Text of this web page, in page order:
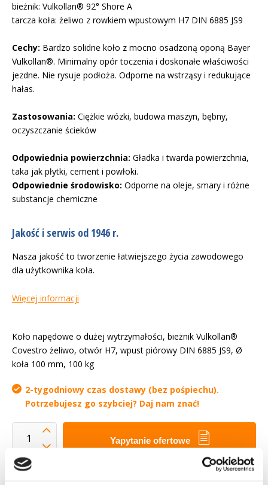
bieżnik: Vulkollan® 92° Shore A
tarcza koła: żeliwo z rowkiem wpustowym H7 DIN 6885 JS9
Cechy: Bardzo solidne koło z mocno osadzoną oponą Bayer
Vulkollan®. Minimalny opór toczenia i doskonałe właściwości
jezdne. Nie rysuje podłoża. Odporne na wstrząsy i redukujące
hałas.
Zastosowania: Ciężkie wózki, budowa maszyn, bębny,
oczyszczanie ścieków
Odpowiednia powierzchnia: Gładka i twarda powierzchnia,
taka jak płytki, cement i powłoki.
Odpowiednie środowisko: Odporne na oleje, smary i różne
substancje chemiczne
Jakość i serwis od 1946 r.
Nasza jakość to tworzenie łatwiejszego życia zawodowego
dla użytkownika koła.
Więcej informacji
Koło napędowe o dużej wytrzymałości, bieżnik Vulkollan®
Covestro żeliwo, otwór H7, wpust piórowy DIN 6885 JS9, Ø
koła 100 mm, 100 kg
2-tygodniowy czas dostawy (bez pośpiechu).
Potrzebujesz go szybciej? Daj nam znać!
Yapytanie ofertowe
Chcemy ułatwić ci życie zawodowe